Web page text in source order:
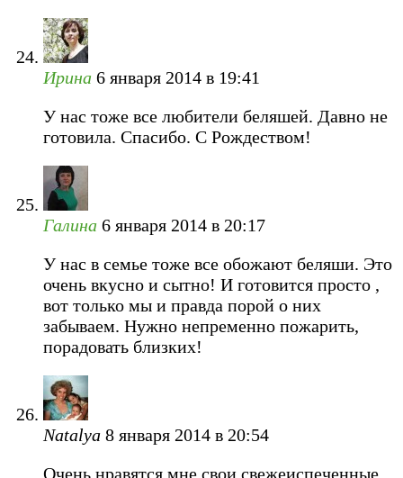
Ирина 6 января 2014 в 19:41
У нас тоже все любители беляшей. Давно не
готовила. Спасибо. С Рождеством!
Галина 6 января 2014 в 20:17
У нас в семье тоже все обожают беляши. Это
очень вкусно и сытно! И готовится просто ,
вот только мы и правда порой о них
забываем. Нужно непременно пожарить,
порадовать близких!
Natalya 8 января 2014 в 20:54
Очень нравятся мне свои свежеиспеченные